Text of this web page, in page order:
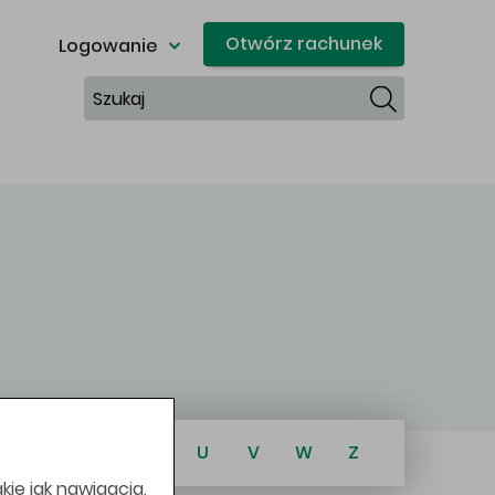
Logowanie Otwórz rachunek
Szukaj
U V W Z
jak nawigacja,